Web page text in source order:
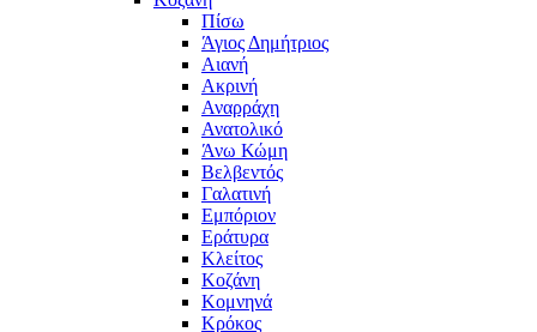
Πίσω
Άγιος Δημήτριος
Αιανή
Ακρινή
Αναρράχη
Ανατολικό
Άνω Κώμη
Βελβεντός
Γαλατινή
Εμπόριον
Εράτυρα
Κλείτος
Κοζάνη
Κομνηνά
Κρόκος